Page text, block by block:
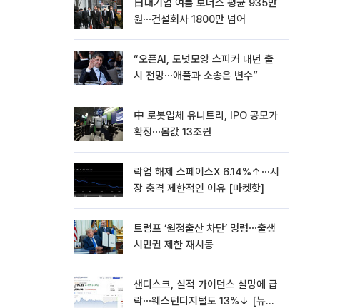
日대기업 여름 보너스 평균 935만
원⋯건설회사 1800만 넘어
“오픈AI, 도넛모양 스피커 내년 출
시 전망⋯애플과 소송은 변수”
中 로봇업체 유니트리, IPO 공모가
확정⋯몸값 13조원
락업 해제 스페이스X 6.14%↑⋯시
장 충격 제한적인 이유 [마켓핫]
트럼프 ‘원정출산 차단’ 명령⋯출생
시민권 제한 재시동
샌디스크, 실적 가이던스 실망에 급
락⋯웨스턴디지털도 13%↓ [뉴욕